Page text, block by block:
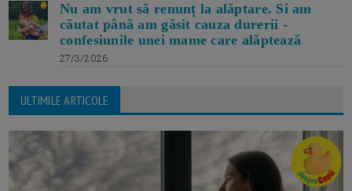
Nu am vrut să renunț la alăptare. Si am
căutat până am găsit cauza durerii -
confesiunile unei mame care alăptează
27/3/2026
ULTIMILE ARTICOLE